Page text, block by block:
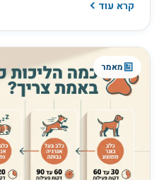
בפועל השאלה היא לא רק כמה
קרא עוד
מאמר